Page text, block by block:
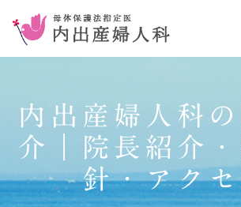
内出産婦人科
介｜院長紹介
針・アク